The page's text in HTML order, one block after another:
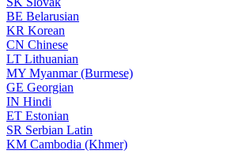
BE Belarusian
KR Korean
CN Chinese
LT Lithuanian
MY Myanmar (Burmese)
GE Georgian
IN Hindi
ET Estonian
SR Serbian Latin
KM Cambodia (Khmer)